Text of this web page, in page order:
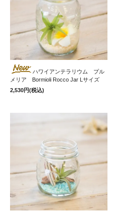
ハワイアンテラリウム プル
メリア Bormioli Rocco Jar Lサイズ
2,530円(税込)